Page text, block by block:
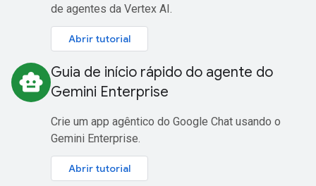
de agentes da Vertex AI.
Abrir tutorial
smart_toy Guia de início rápido do agente do
Gemini Enterprise
Crie um app agêntico do Google Chat usando o
Gemini Enterprise.
Abrir tutorial